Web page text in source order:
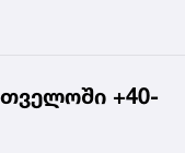
+40-